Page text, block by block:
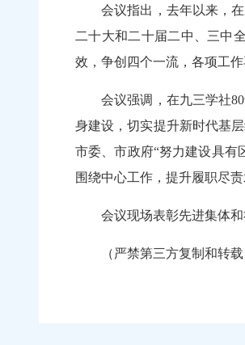
会议指出，去年以来，在
二十大和二十届二中、三中
效，争创四个一流，各项工
会议强调，在九三学社80
身建设，切实提升新时代基
市委、市政府“努力建设具有
围绕中心工作，提升履职尽
会议现场表彰先进集体和
（严禁第三方复制和转载